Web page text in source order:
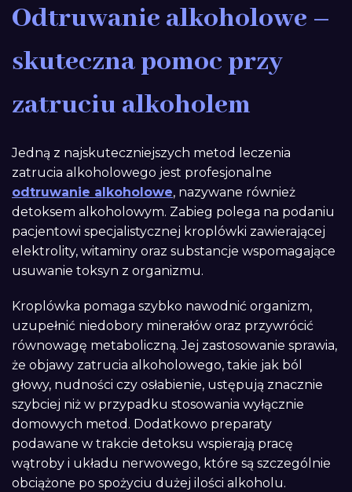
Odtruwanie alkoholowe –
skuteczna pomoc przy
zatruciu alkoholem
Jedną z najskuteczniejszych metod leczenia
zatrucia alkoholowego jest profesjonalne
odtruwanie alkoholowe, nazywane również
detoksem alkoholowym. Zabieg polega na podaniu
pacjentowi specjalistycznej kroplówki zawierającej
elektrolity, witaminy oraz substancje wspomagające
usuwanie toksyn z organizmu.
Kroplówka pomaga szybko nawodnić organizm,
uzupełnić niedobory minerałów oraz przywrócić
równowagę metaboliczną. Jej zastosowanie sprawia,
że objawy zatrucia alkoholowego, takie jak ból
głowy, nudności czy osłabienie, ustępują znacznie
szybciej niż w przypadku stosowania wyłącznie
domowych metod. Dodatkowo preparaty
podawane w trakcie detoksu wspierają pracę
wątroby i układu nerwowego, które są szczególnie
obciążone po spożyciu dużej ilości alkoholu.